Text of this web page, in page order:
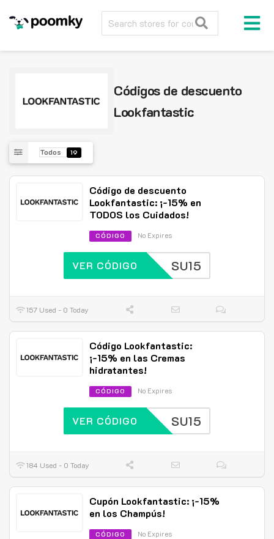
Códigos de descuento
Lookfantastic
Todos 19
Código de descuento
Lookfantastic: ¡-15% en
TODOS los Cuidados!
CÓDIGO No Expires
SU15
VER CÓDIGO
157 Used - 0 Today
Código Lookfantastic:
¡-15% en las Cremas
hidratantes!
CÓDIGO No Expires
SU15
VER CÓDIGO
184 Used - 0 Today
Cupón Lookfantastic: ¡-15%
en los Champús!
CÓDIGO No Expires